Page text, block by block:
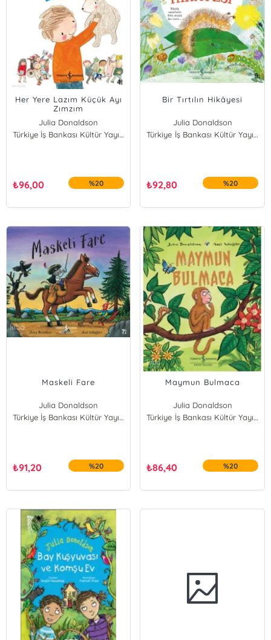
Her Yere Lazım Küçük Ayı
Zımzım
Julia Donaldson
Türkiye İş Bankası Kültür Yayınları
₺96,00 %20
Bir Tırtılın Hikâyesi
Julia Donaldson
Türkiye İş Bankası Kültür Yayınları
₺92,80 %20
Maskeli Fare
Julia Donaldson
Türkiye İş Bankası Kültür Yayınları
₺91,20 %20
Maymun Bulmaca
Julia Donaldson
Türkiye İş Bankası Kültür Yayınları
₺86,40 %20